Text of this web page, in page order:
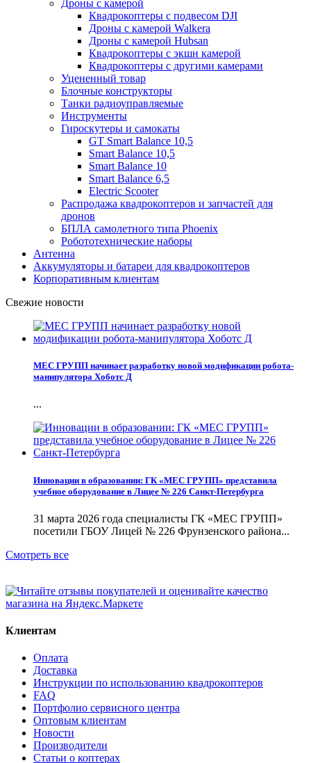
Дроны с камерой
Квадрокоптеры с подвесом DJI
Дроны с камерой Walkera
Дроны с камерой Hubsan
Квадрокоптеры с экшн камерой
Квадрокоптеры с другими камерами
Уцененный товар
Блочные конструкторы
Танки радиоуправляемые
Инструменты
Гироскутеры и самокаты
GT Smart Balance 10,5
Smart Balance 10,5
Smart Balance 10
Smart Balance 6,5
Electric Scooter
Распродажа квадрокоптеров и запчастей для
дронов
БПЛА самолетного типа Phoenix
Робототехнические наборы
Антенна
Аккумуляторы и батареи для квадрокоптеров
Корпоративным клиентам
Свежие новости
МЕС ГРУПП начинает разработку новой модификации робота-
манипулятора Хоботс Д
...
Инновации в образовании: ГК «МЕС ГРУПП» представила
учебное оборудование в Лицее № 226 Санкт-Петербурга
31 марта 2026 года специалисты ГК «МЕС ГРУПП»
посетили ГБОУ Лицей № 226 Фрунзенского района...
Смотреть все
Клиентам
Оплата
Доставка
Инструкции по использованию квадрокоптеров
FAQ
Портфолио сервисного центра
Оптовым клиентам
Новости
Производители
Статьи о коптерах